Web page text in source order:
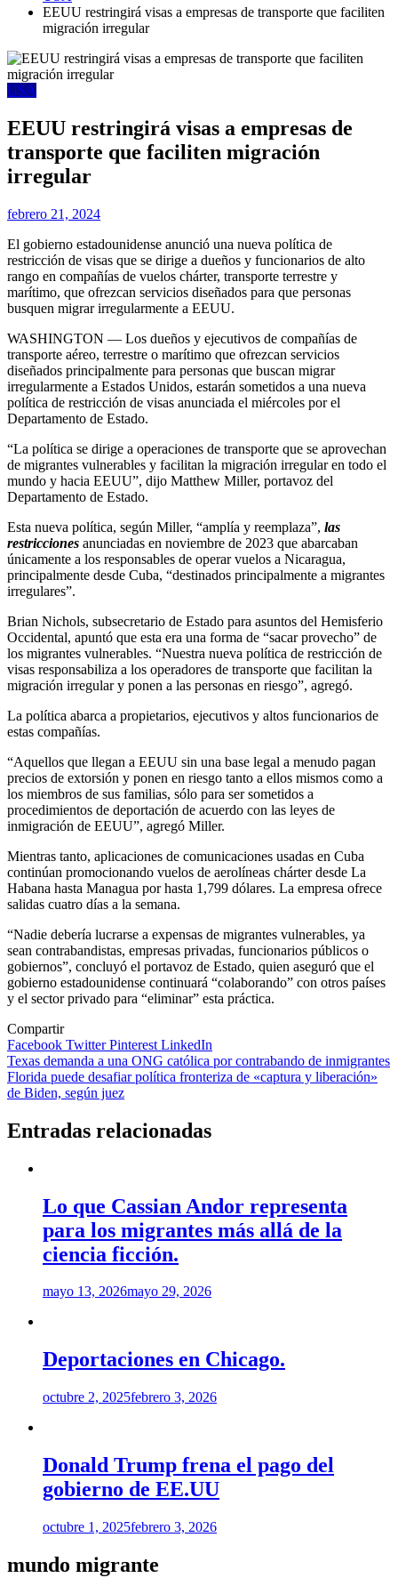
EEUU restringirá visas a empresas de transporte que faciliten
migración irregular
USA
EEUU restringirá visas a empresas de
transporte que faciliten migración
irregular
febrero 21, 2024
El gobierno estadounidense anunció una nueva política de
restricción de visas que se dirige a dueños y funcionarios de alto
rango en compañías de vuelos chárter, transporte terrestre y
marítimo, que ofrezcan servicios diseñados para que personas
busquen migrar irregularmente a EEUU.
WASHINGTON — Los dueños y ejecutivos de compañías de
transporte aéreo, terrestre o marítimo que ofrezcan servicios
diseñados principalmente para personas que buscan migrar
irregularmente a Estados Unidos, estarán sometidos a una nueva
política de restricción de visas anunciada el miércoles por el
Departamento de Estado.
“La política se dirige a operaciones de transporte que se aprovechan
de migrantes vulnerables y facilitan la migración irregular en todo el
mundo y hacia EEUU”, dijo Matthew Miller, portavoz del
Departamento de Estado.
Esta nueva política, según Miller, “amplía y reemplaza”, las
restricciones anunciadas en noviembre de 2023 que abarcaban
únicamente a los responsables de operar vuelos a Nicaragua,
principalmente desde Cuba, “destinados principalmente a migrantes
irregulares”.
Brian Nichols, subsecretario de Estado para asuntos del Hemisferio
Occidental, apuntó que esta era una forma de “sacar provecho” de
los migrantes vulnerables. “Nuestra nueva política de restricción de
visas responsabiliza a los operadores de transporte que facilitan la
migración irregular y ponen a las personas en riesgo”, agregó.
La política abarca a propietarios, ejecutivos y altos funcionarios de
estas compañías.
“Aquellos que llegan a EEUU sin una base legal a menudo pagan
precios de extorsión y ponen en riesgo tanto a ellos mismos como a
los miembros de sus familias, sólo para ser sometidos a
procedimientos de deportación de acuerdo con las leyes de
inmigración de EEUU”, agregó Miller.
Mientras tanto, aplicaciones de comunicaciones usadas en Cuba
continúan promocionando vuelos de aerolíneas chárter desde La
Habana hasta Managua por hasta 1,799 dólares. La empresa ofrece
salidas cuatro días a la semana.
“Nadie debería lucrarse a expensas de migrantes vulnerables, ya
sean contrabandistas, empresas privadas, funcionarios públicos o
gobiernos”, concluyó el portavoz de Estado, quien aseguró que el
gobierno estadounidense continuará “colaborando” con otros países
y el sector privado para “eliminar” esta práctica.
Compartir
Facebook TwitterPinterest LinkedIn
Navegación
de
Texas demanda a una ONG católica por contrabando de inmigrantes
Florida puede desafiar política fronteriza de «captura y liberación»
de Biden, según juez
Entradas relacionadas
Lo que Cassian Andor representa
para los migrantes más allá de la
ciencia ficción.
mayo 13, 2026mayo 29, 2026
Deportaciones en Chicago.
octubre 2, 2025febrero 3, 2026
Donald Trump frena el pago del
gobierno de EE.UU
octubre 1, 2025febrero 3, 2026
mundo migrante